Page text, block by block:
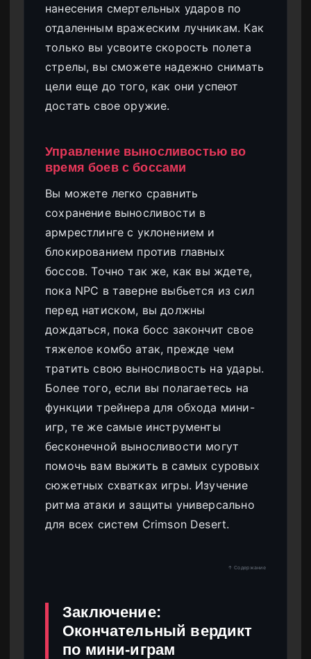
нанесения смертельных ударов по
отдаленным вражеским лучникам. Как
только вы усвоите скорость полета
стрелы, вы сможете надежно снимать
цели еще до того, как они успеют
достать свое оружие.
Управление выносливостью во
время боев с боссами
Вы можете легко сравнить
сохранение выносливости в
армрестлинге с уклонением и
блокированием против главных
боссов. Точно так же, как вы ждете,
пока NPC в таверне выбьется из сил
перед натиском, вы должны
дождаться, пока босс закончит свое
тяжелое комбо атак, прежде чем
тратить свою выносливость на удары.
Более того, если вы полагаетесь на
функции трейнера для обхода мини-
игр, те же самые инструменты
бесконечной выносливости могут
помочь вам выжить в самых суровых
сюжетных схватках игры. Изучение
ритма атаки и защиты универсально
для всех систем Crimson Desert.
↑ Содержание
Заключение:
Окончательный вердикт
по мини-играм